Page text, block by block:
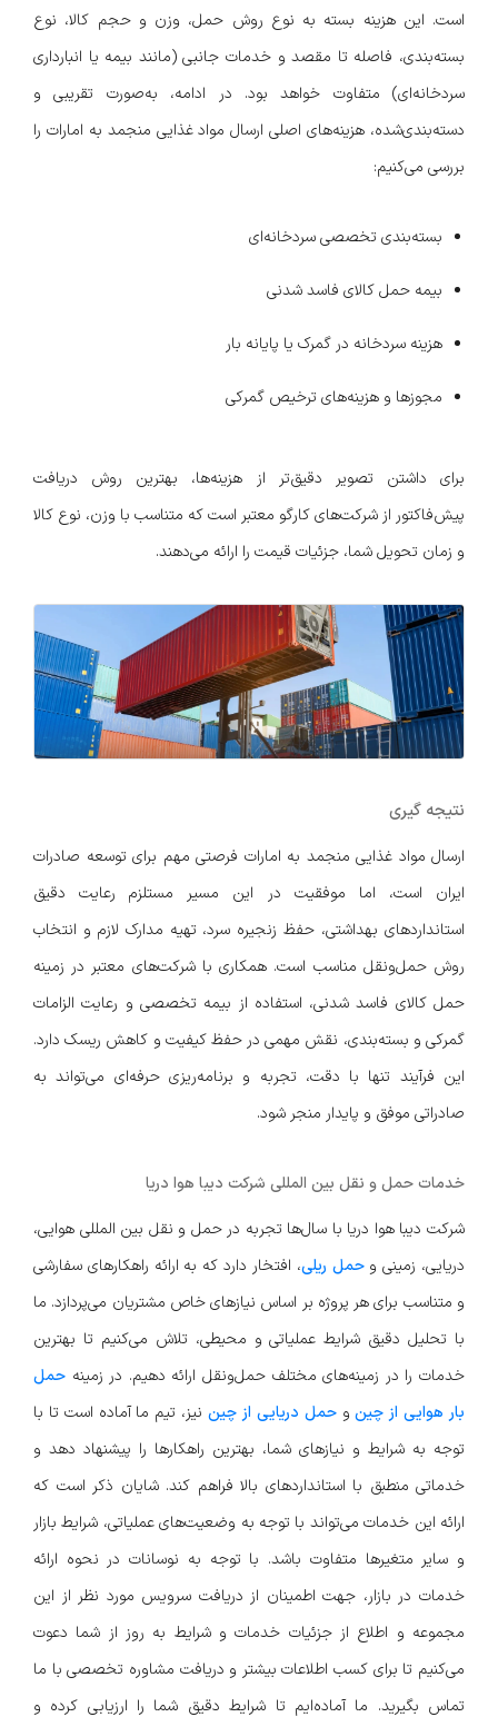
است. این هزینه بسته به نوع روش حمل، وزن و حجم کالا، نوع
بسته‌بندی، فاصله تا مقصد و خدمات جانبی (مانند بیمه یا انبارداری
سردخانه‌ای) متفاوت خواهد بود. در ادامه، به‌صورت تقریبی و
دسته‌بندی‌شده، هزینه‌های اصلی ارسال مواد غذایی منجمد به امارات را
بررسی می‌کنیم:
بسته‌بندی تخصصی سردخانه‌ای
بیمه حمل کالای فاسد شدنی
هزینه سردخانه در گمرک یا پایانه بار
مجوزها و هزینه‌های ترخیص گمرکی
برای داشتن تصویر دقیق‌تر از هزینه‌ها، بهترین روش دریافت
پیش‌فاکتور از شرکت‌های کارگو معتبر است که متناسب با وزن، نوع کالا
و زمان تحویل شما، جزئیات قیمت را ارائه می‌دهند.
نتیجه گیری
ارسال مواد غذایی منجمد به امارات فرصتی مهم برای توسعه صادرات
ایران است، اما موفقیت در این مسیر مستلزم رعایت دقیق
استانداردهای بهداشتی، حفظ زنجیره سرد، تهیه مدارک لازم و انتخاب
روش حمل‌ونقل مناسب است. همکاری با شرکت‌های معتبر در زمینه
حمل کالای فاسد شدنی، استفاده از بیمه تخصصی و رعایت الزامات
گمرکی و بسته‌بندی، نقش مهمی در حفظ کیفیت و کاهش ریسک دارد.
این فرآیند تنها با دقت، تجربه و برنامه‌ریزی حرفه‌ای می‌تواند به
صادراتی موفق و پایدار منجر شود.
خدمات حمل و نقل بین المللی شرکت دیبا هوا دریا
شرکت دیبا هوا دریا با سال‌ها تجربه در حمل و نقل بین المللی هوایی،
دریایی، زمینی و حمل ریلی، افتخار دارد که به ارائه راهکارهای سفارشی
و متناسب برای هر پروژه بر اساس نیازهای خاص مشتریان می‌پردازد. ما
با تحلیل دقیق شرایط عملیاتی و محیطی، تلاش می‌کنیم تا بهترین
خدمات را در زمینه‌های مختلف حمل‌ونقل ارائه دهیم. در زمینه حمل
بار هوایی از چینوحمل دریایی از چیننیز، تیم ما آماده است تا با
توجه به شرایط و نیازهای شما، بهترین راهکارها را پیشنهاد دهد و
خدماتی منطبق با استانداردهای بالا فراهم کند. شایان ذکر است که
ارائه این خدمات می‌تواند با توجه به وضعیت‌های عملیاتی، شرایط بازار
و سایر متغیرها متفاوت باشد. با توجه به نوسانات در نحوه ارائه
خدمات در بازار، جهت اطمینان از دریافت سرویس مورد نظر از این
مجموعه و اطلاع از جزئیات خدمات و شرایط به روز از شما دعوت
می‌کنیم تا برای کسب اطلاعات بیشتر و دریافت مشاوره تخصصی با ما
تماس بگیرید. ما آماده‌ایم تا شرایط دقیق شما را ارزیابی کرده و